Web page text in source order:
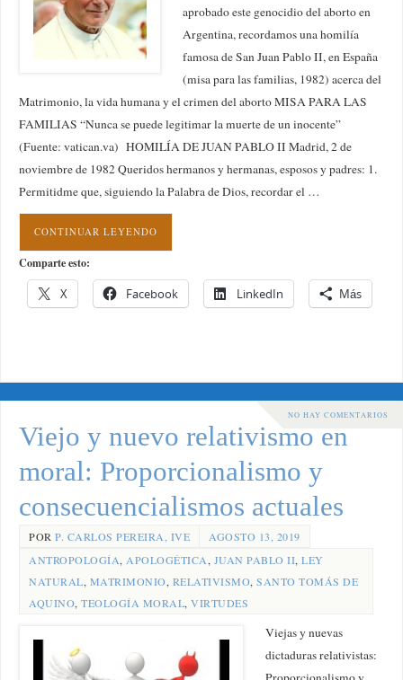
aprobado este genocidio del aborto en
Argentina, recordamos una homilía
famosa de San Juan Pablo II, en España
(misa para las familias, 1982) acerca del
Matrimonio, la vida humana y el crimen del aborto MISA PARA LAS
FAMILIAS “Nunca se puede legitimar la muerte de un inocente”
(Fuente: vatican.va) HOMILÍA DE JUAN PABLO II Madrid, 2 de
noviembre de 1982 Queridos hermanos y hermanas, esposos y padres: 1.
Permitidme que, siguiendo la Palabra de Dios, recordar el …
CONTINUAR LEYENDO
Comparte esto:
X Facebook LinkedIn Más
NO HAY COMENTARIOS
Viejo y nuevo relativismo en
moral: Proporcionalismo y
consecuencialismos actuales
PORP. CARLOS PEREIRA, IVE
AGOSTO 13, 2019
ANTROPOLOGÍA,APOLOGÉTICA, JUAN PABLO II,LEY
NATURAL, MATRIMONIO, RELATIVISMO,SANTO TOMÁS DE
AQUINO,TEOLOGÍA MORAL,VIRTUDES
Viejas y nuevas
dictaduras relativistas: